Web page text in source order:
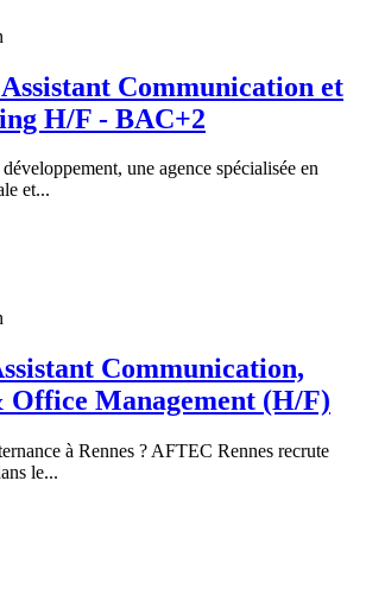
Communication et
H/F - BAC+2
une agence spécialisée en
et...
Communication,
Management (H/F)
à Rennes ? AFTEC Rennes recrute
le...